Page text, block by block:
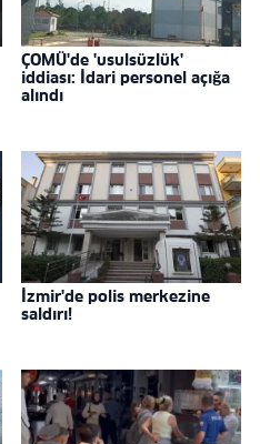
ÇOMÜ'de 'usulsüzlük'
iddiası: İdari personel açığa
alındı
İzmir'de polis merkezine
saldırı!